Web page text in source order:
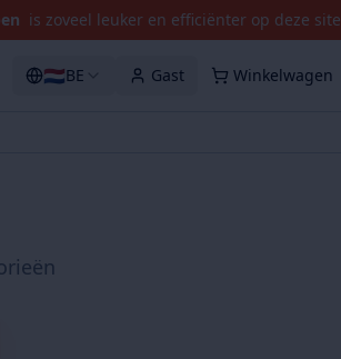
is zoveel leuker en efficiënter op deze site
🇳🇱BE Gast Winkelwagen